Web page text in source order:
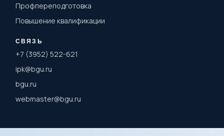
Профпереподготовка
Повышение квалификации
СВЯЗЬ
+7 (3952) 522-621
ipk@bgu.ru
bgu.ru
webmaster@bgu.ru